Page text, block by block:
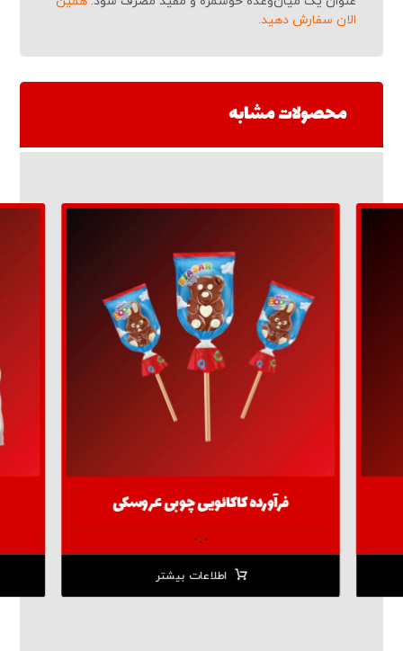
الان سفارش دهید.
محصولات مشابه
فرآورده کاکائویی چوبی عروسکی
۰.۰
اطلاعات بیشتر